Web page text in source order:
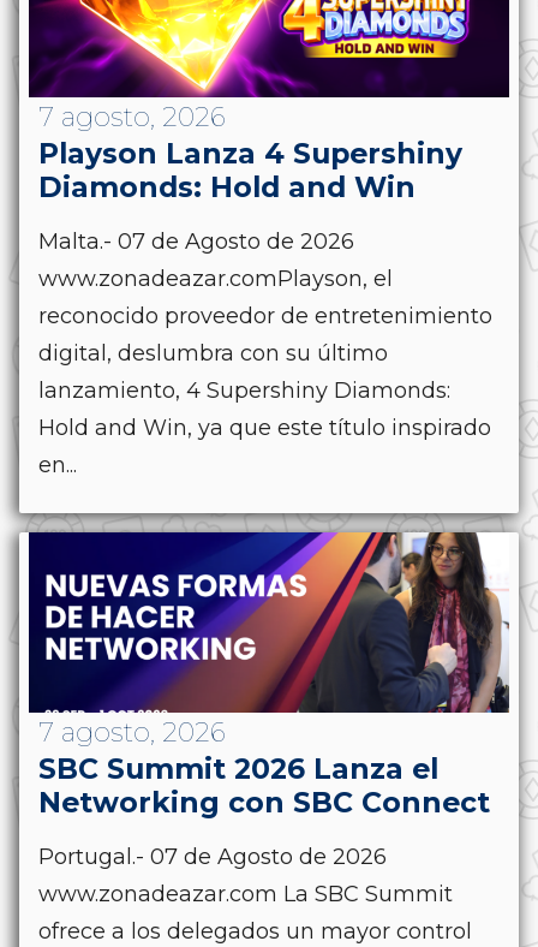
7 agosto, 2026
Playson Lanza 4 Supershiny
Diamonds: Hold and Win
Malta.- 07 de Agosto de 2026
www.zonadeazar.comPlayson, el
reconocido proveedor de entretenimiento
digital, deslumbra con su último
lanzamiento, 4 Supershiny Diamonds:
Hold and Win, ya que este título inspirado
en...
7 agosto, 2026
SBC Summit 2026 Lanza el
Networking con SBC Connect
Portugal.- 07 de Agosto de 2026
www.zonadeazar.com La SBC Summit
ofrece a los delegados un mayor control